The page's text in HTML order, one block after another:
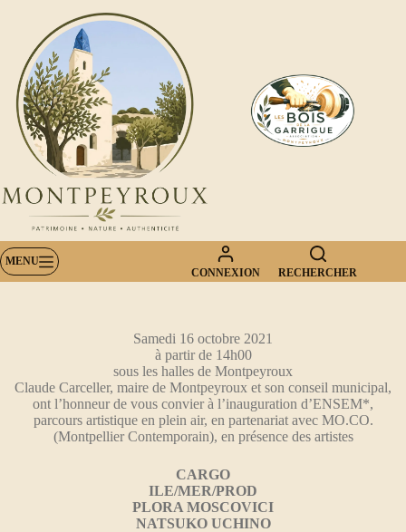
contenu
MENU
CONNEXION
RECHERCHER
Samedi 16 octobre 2021
à partir de 14h00
sous les halles de Montpeyroux
Claude Carceller, maire de Montpeyroux et son conseil municipal,
ont l’honneur de vous convier à l’inauguration d’ENSEM*,
parcours artistique en plein air, en partenariat avec MO.CO.
(Montpellier Contemporain), en présence des artistes
CARGO
ILE/MER/PROD
PLORA MOSCOVICI
NATSUKO UCHINO